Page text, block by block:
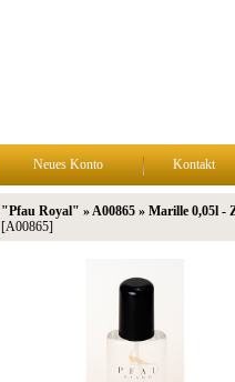
Neues Konto Kontakt
"Pfau Royal" » A00865 » Marille 0,05l -
[A00865]